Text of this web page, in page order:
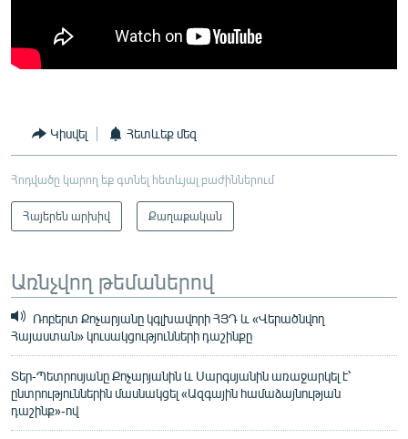
Կիսվել Հետևեք մեզ
Հոդվածը կարող եք գտնել հետևյալ բաժիններում
Հայերեն արխիվ Քաղաքական
Առնչվող թեմաներով
Ռոբերտ Քոչարյանը կգլխավորի ՀՅԴ և «Վերածնվող
Հայաստան» կուսակցությունների դաշինքը
Տեր-Պետրոսյանը Քոչարյանին և Սարգսյանին առաջարկել է՝
ընտրություններին մասնակցել «Ազգային համաձայնության
դաշինք»-ով